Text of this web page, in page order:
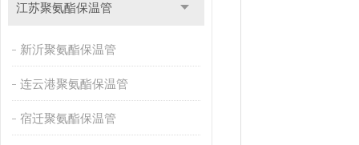
江苏聚氨酯保温管
新沂聚氨酯保温管
连云港聚氨酯保温管
宿迁聚氨酯保温管